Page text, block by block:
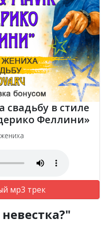
свадьбу в стиле
Феллини»
мр3 трек